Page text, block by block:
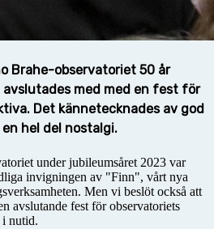
Brahe-observatoriet 50 år
med med en fest för
Det kännetecknades av god
hel del nostalgi.
under jubileumsåret 2023 var
invigningen av "Finn", vårt nya
Men vi beslöt också att
avslutande fest för observatoriets
i nutid.